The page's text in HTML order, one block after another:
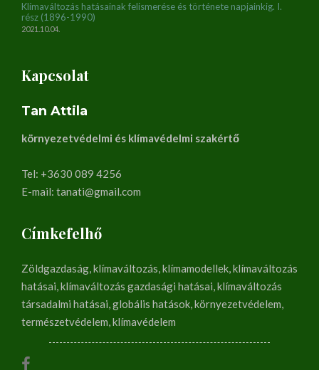
Klímaváltozás hatásainak felismerése és története napjainkig. I.
rész (1896-1990)
2021.10.04.
Kapcsolat
Tan Attila
környezetvédelmi és klímavédelmi szakértő
Tel: +3630 089 4256
E-mail: tanati@gmail.com
Címkefelhő
Zöldgazdaság, klímaváltozás, klímamodellek, klímaváltozás
hatásai, klímaváltozás gazdasági hatásai, klímaváltozás
társadalmi hatásai, globális hatások, környezetvédelem,
természetvédelem, klímavédelem